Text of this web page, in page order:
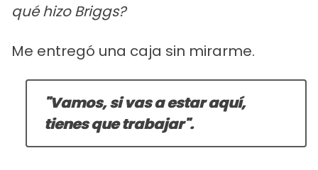
qué hizo Briggs?
Me entregó una caja sin mirarme.
"Vamos, si vas a estar aquí,
tienes que trabajar".